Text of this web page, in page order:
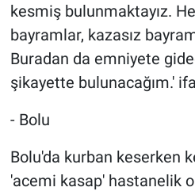
kesmiş bulunmaktayız.
bayramlar, kazasız
Buradan da emniyete
şikayette bulunacağım.'
- Bolu
Bolu'da kurban keserken
'acemi kasap' hastanelik